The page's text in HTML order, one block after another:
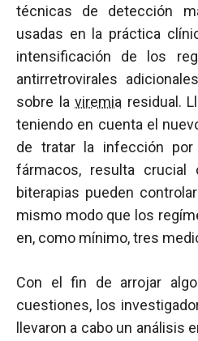
técnicas de detección
usadas en la práctica
intensificación de los
antirretrovirales
sobre la viremia residual.
teniendo en cuenta el
de tratar la infección
fármacos, resulta
biterapias pueden
mismo modo que los
en, como mínimo, tres
Con el fin de arrojar
cuestiones, los
llevaron a cabo un análisis